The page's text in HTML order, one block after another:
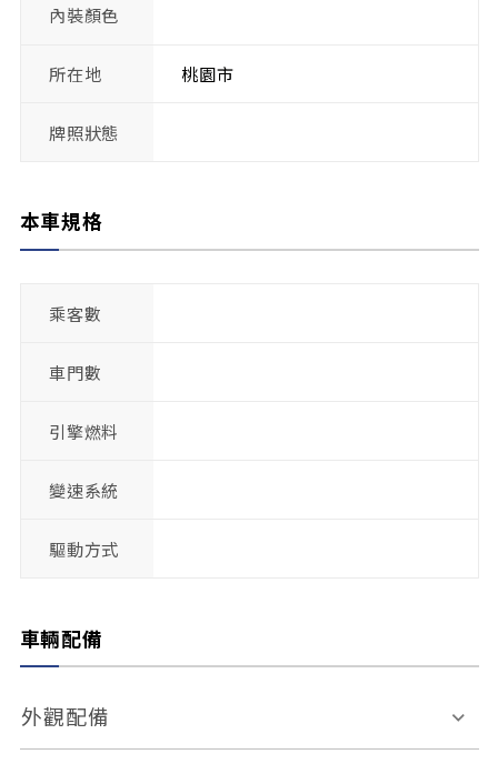
內裝顏色
所在地 桃園市
牌照狀態
本車規格
乘客數
車門數
引擎燃料
變速系統
驅動方式
車輛配備
外觀配備